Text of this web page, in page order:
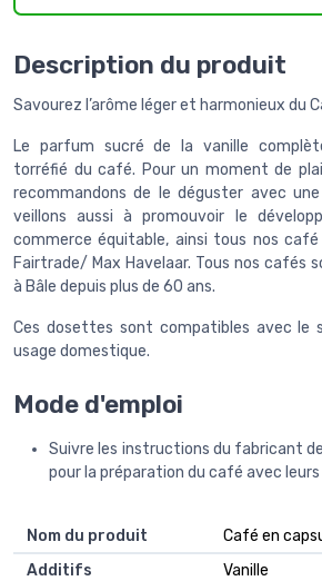
Description du produit
Savourez l’arôme léger et harmonieux du
Le parfum sucré de la vanille
torréfié du café. Pour un moment de
recommandons de le déguster avec
veillons aussi à promouvoir le
commerce équitable, ainsi tous nos
Fairtrade/ Max Havelaar. Tous nos cafés
à Bâle depuis plus de 60 ans.
Ces dosettes sont compatibles avec le
usage domestique.
Mode d'emploi
Suivre les instructions du fabricant
pour la préparation du café avec leurs
Nom du produit
‎Café en
Additifs
‎Vanille